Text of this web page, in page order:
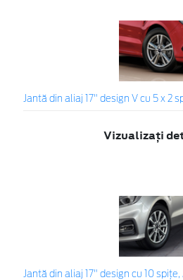
Jantă din aliaj 17" design V cu 5 x 2
Vizualizați
Jantă din aliaj 17" design cu 10